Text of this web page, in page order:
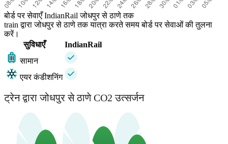
बोर्ड पर सेवाएँ IndianRail जोधपुर से ठाणे तक
train द्वारा जोधपुर से ठाणे तक यात्रा करते समय बोर्ड पर सेवाओं की तुलना
करें।
सुविधाएँ
IndianRail
सामान
एयर कंडीशनिंग
ट्रेन द्वारा जोधपुर से ठाणे CO2 उत्सर्जन